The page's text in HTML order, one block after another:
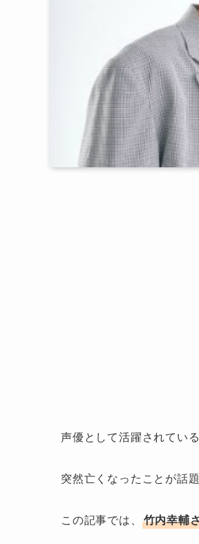
声優として活躍されている
突然亡くなったことが話
この記事では、 竹内幸輔